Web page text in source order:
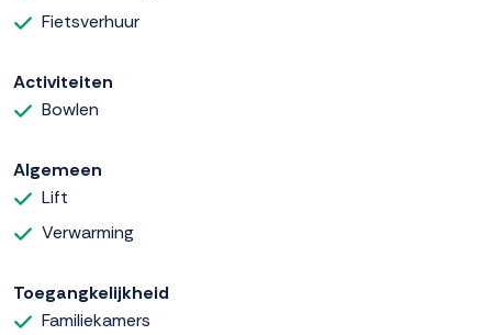
Fietsverhuur
Activiteiten
Bowlen
Algemeen
Lift
Verwarming
Toegangkelijkheid
Familiekamers